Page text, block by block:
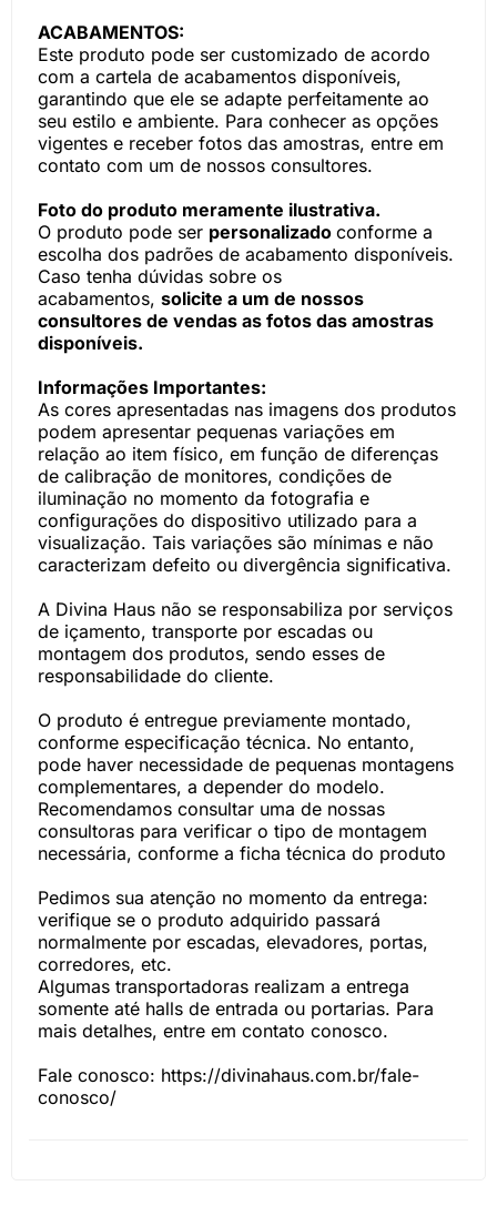
ACABAMENTOS:
Este produto pode ser customizado de acordo
com a cartela de acabamentos disponíveis,
garantindo que ele se adapte perfeitamente ao
seu estilo e ambiente. Para conhecer as opções
vigentes e receber fotos das amostras, entre em
contato com um de nossos consultores.
Foto do produto meramente ilustrativa.
O produto pode ser personalizado conforme a
escolha dos padrões de acabamento disponíveis.
Caso tenha dúvidas sobre os
acabamentos, solicite a um de nossos
consultores de vendas as fotos das amostras
disponíveis.
Informações Importantes:
As cores apresentadas nas imagens dos produtos
podem apresentar pequenas variações em
relação ao item físico, em função de diferenças
de calibração de monitores, condições de
iluminação no momento da fotografia e
configurações do dispositivo utilizado para a
visualização. Tais variações são mínimas e não
caracterizam defeito ou divergência significativa.
A Divina Haus não se responsabiliza por serviços
de içamento, transporte por escadas ou
montagem dos produtos, sendo esses de
responsabilidade do cliente.
O produto é entregue previamente montado,
conforme especificação técnica. No entanto,
pode haver necessidade de pequenas montagens
complementares, a depender do modelo.
Recomendamos consultar uma de nossas
consultoras para verificar o tipo de montagem
necessária, conforme a ficha técnica do produto
Pedimos sua atenção no momento da entrega:
verifique se o produto adquirido passará
normalmente por escadas, elevadores, portas,
corredores, etc.
Algumas transportadoras realizam a entrega
somente até halls de entrada ou portarias. Para
mais detalhes, entre em contato conosco.
Fale conosco: https://divinahaus.com.br/fale-
conosco/